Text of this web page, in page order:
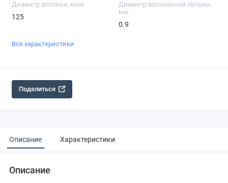
Диаметр волокна, мкм
125
Диаметр волоконной гильзы,
мм
0.9
Все характеристики
Поделиться
Описание Характеристики
Описание